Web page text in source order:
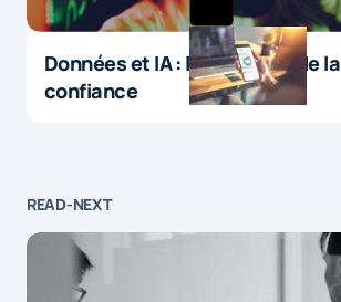
Données et IA : le paradoxe de la
confiance
READ-NEXT